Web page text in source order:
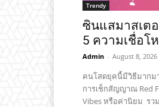
Trendy
ซินแสมาสเต
5 ความเชื่อโ
Admin - August 8, 2026
คนโสดยุคนี้มีวิธีมากม
การเช็กสัญญาณ Red
Vibes หรือค่านิยม รว